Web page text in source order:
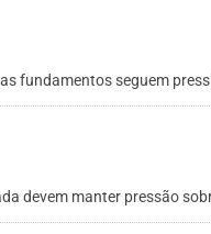
fundamentos seguem
devem manter pressão